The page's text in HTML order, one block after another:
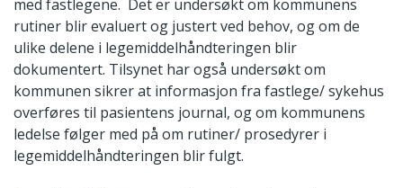
med fastlegene. Det er undersøkt om kommunens
rutiner blir evaluert og justert ved behov, og om de
ulike delene i legemiddelhåndteringen blir
dokumentert. Tilsynet har også undersøkt om
kommunen sikrer at informasjon fra fastlege/ sykehus
overføres til pasientens journal, og om kommunens
ledelse følger med på om rutiner/ prosedyrer i
legemiddelhåndteringen blir fulgt.